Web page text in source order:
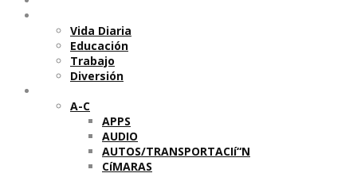
Vida Diaria
Educación
Trabajo
Diversión
A-C
APPS
AUDIO
AUTOS/TRANSPORTACIí“N
CíMARAS